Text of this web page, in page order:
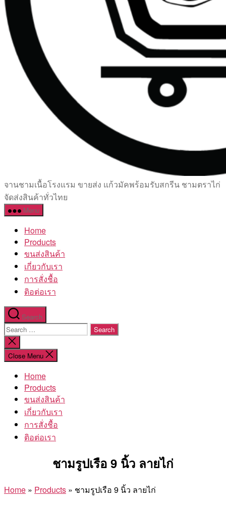
เซรามิค
ครบ
ครัน
โรงงาน
จานชามเนื้อโรงแรม ขายส่ง แก้วมัคพร้อมรับสกรีน ชามตราไก่
จัดส่งสินค้าทั่วไทย
Menu
Home
Products
ขนส่งสินค้า
เกี่ยวกับเรา
การสั่งชื้อ
ติอต่อเรา
Search
Search
for:
Close
search
Close Menu
Home
Products
ขนส่งสินค้า
เกี่ยวกับเรา
การสั่งชื้อ
ติอต่อเรา
ชามรูปเรือ 9 นิ้ว ลายไก่
Home » Products » ชามรูปเรือ 9 นิ้ว ลายไก่